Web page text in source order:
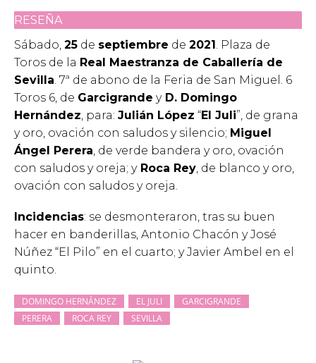
RESEÑA
Sábado, 25 de septiembre de 2021 . Plaza de
Toros de la Real Maestranza de Caballería de
Sevilla . 7ª de abono de la Feria de San Miguel. 6
Toros 6, de Garcigrande yD. Domingo
Hernández , para: Julián López “El Juli”, de grana
y oro, ovación con saludos y silencio; Miguel
Ángel Perera , de verde bandera y oro, ovación
con saludos y oreja; yRoca Rey , de blanco y oro,
ovación con saludos y oreja.
Incidencias: se desmonteraron, tras su buen
hacer en banderillas, Antonio Chacón y José
Núñez “El Pilo” en el cuarto; y Javier Ambel en el
quinto.
DOMINGO HERNÁNDEZ EL JULI
GARCIGRANDE
PERERA
ROCA REY SEVILLA